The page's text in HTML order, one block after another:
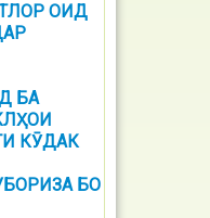
ОИД
БА
КӮДАК
БО